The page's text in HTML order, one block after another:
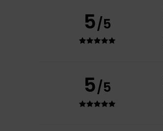
5/5
5/5